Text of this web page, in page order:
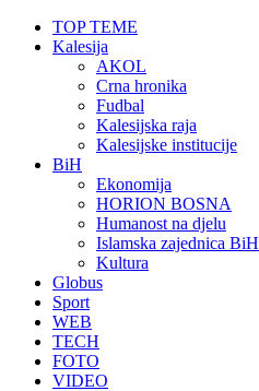
TOP TEME
Kalesija
AKOL
Crna hronika
Fudbal
Kalesijska raja
Kalesijske institucije
BiH
Ekonomija
HORION BOSNA
Humanost na djelu
Islamska zajednica BiH
Kultura
Globus
Sport
WEB
TECH
FOTO
VIDEO